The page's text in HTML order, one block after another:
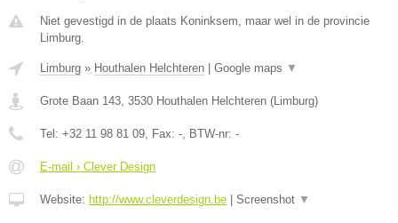
Niet gevestigd in de plaats Koninksem, maar wel in de provincie
Limburg.
Limburg » Houthalen Helchteren Google maps ▼
Grote Baan 143 3530 Houthalen Helchteren ( Limburg)
Tel: +32 11 98 81 09 , Fax: - , BTW-nr: -
E-mail › Clever Design
Website: http://www.cleverdesign.be Screenshot ▼